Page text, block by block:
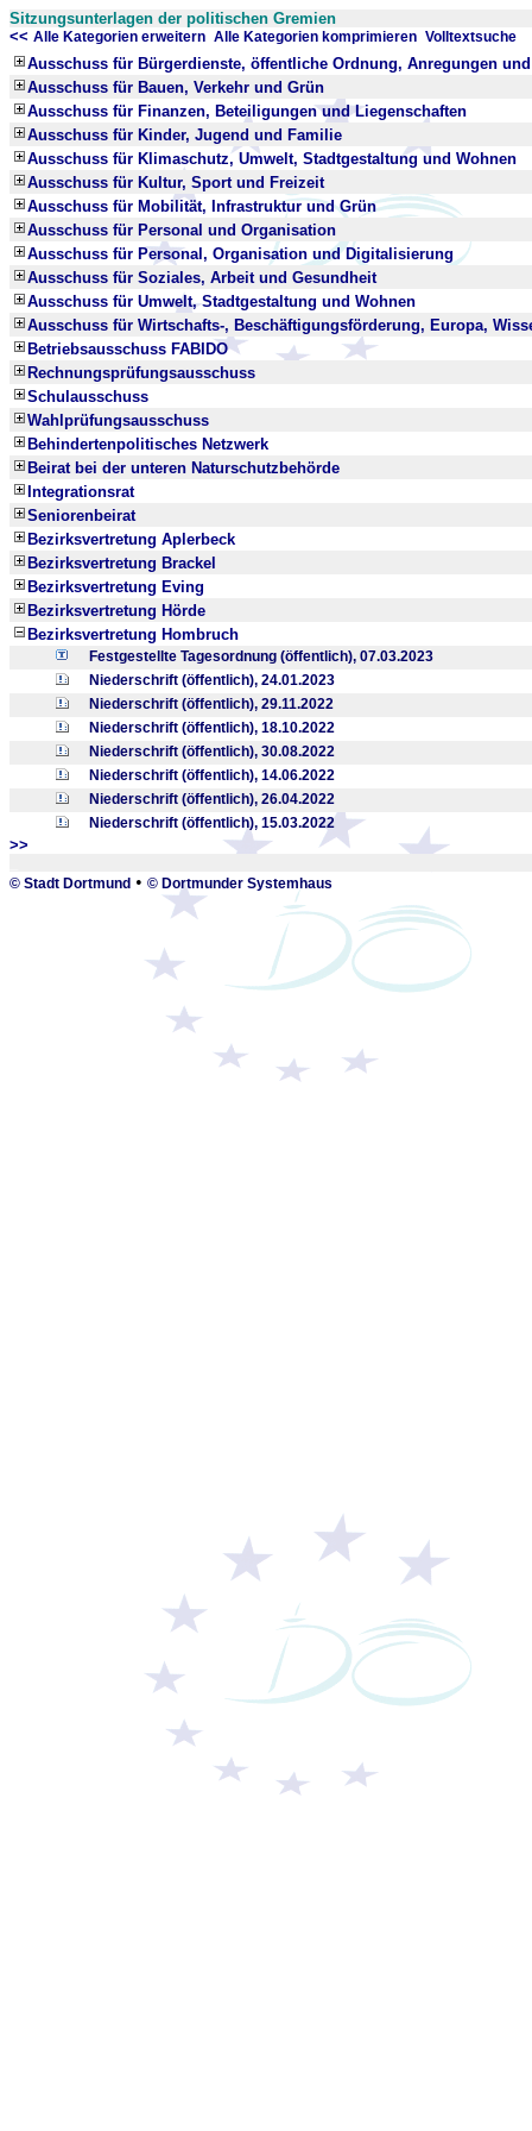
Sitzungsunterlagen der politischen Gremien
<< Alle Kategorien erweitern Alle Kategorien komprimieren Volltextsuche
Ausschuss für Bürgerdienste, öffentliche Ordnung, Anregungen
Ausschuss für Bauen, Verkehr und Grün
Ausschuss für Finanzen, Beteiligungen und Liegenschaften
Ausschuss für Kinder, Jugend und Familie
Ausschuss für Klimaschutz, Umwelt, Stadtgestaltung und Wohnen
Ausschuss für Kultur, Sport und Freizeit
Ausschuss für Mobilität, Infrastruktur und Grün
Ausschuss für Personal und Organisation
Ausschuss für Personal, Organisation und Digitalisierung
Ausschuss für Soziales, Arbeit und Gesundheit
Ausschuss für Umwelt, Stadtgestaltung und Wohnen
Ausschuss für Wirtschafts-, Beschäftigungsförderung, Europa,
Betriebsausschuss FABIDO
Rechnungsprüfungsausschuss
Schulausschuss
Wahlprüfungsausschuss
Behindertenpolitisches Netzwerk
Beirat bei der unteren Naturschutzbehörde
Integrationsrat
Seniorenbeirat
Bezirksvertretung Aplerbeck
Bezirksvertretung Brackel
Bezirksvertretung Eving
Bezirksvertretung Hörde
Bezirksvertretung Hombruch
Festgestellte Tagesordnung (öffentlich), 07.03.2023
Niederschrift (öffentlich), 24.01.2023
Niederschrift (öffentlich), 29.11.2022
Niederschrift (öffentlich), 18.10.2022
Niederschrift (öffentlich), 30.08.2022
Niederschrift (öffentlich), 14.06.2022
Niederschrift (öffentlich), 26.04.2022
Niederschrift (öffentlich), 15.03.2022
>>
© Stadt Dortmund • © Dortmunder Systemhaus